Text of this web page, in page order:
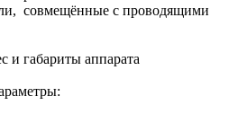
совмещённые с проводящими
и габариты аппарата